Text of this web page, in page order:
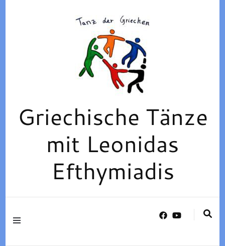
Griechische Tänze
mit Leonidas
Efthymiadis